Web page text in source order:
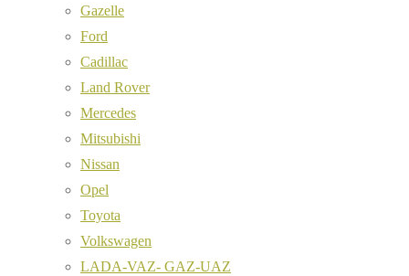
Gazelle
Ford
Cadillac
Land Rover
Mercedes
Mitsubishi
Nissan
Opel
Toyota
Volkswagen
LADA-VAZ- GAZ-UAZ